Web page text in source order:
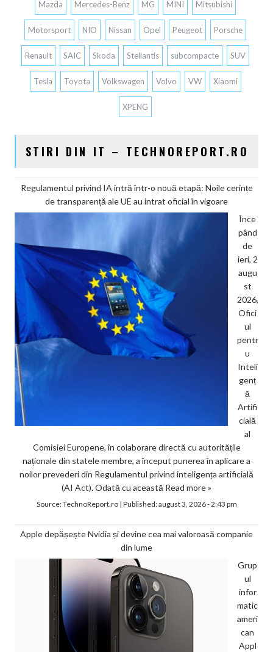
Mazda Mercedes-Benz MG MINI Mitsubishi
Motorsport NIO Nissan Opel Peugeot Porsche
Renault SAIC Skoda Stellantis subcompacte SUV
Tesla Toyota Volkswagen Volvo VW Xiaomi
XPENG
STIRI DIN IT – TECHNOREPORT.RO
Regulamentul privind IA intră într-o nouă etapă: Noile cerințe
de transparență ale UE au intrat oficial în vigoare
Înce
pând
de
ieri, 2
augu
st
2026,
Ofici
ul
pentr
u
Inteli
genț
ă
Artifi
cială
al
Comisiei Europene, în colaborare directă cu autoritățile
naționale din statele membre, a început punerea în aplicare a
noilor prevederi din Regulamentul privind inteligența artificială
(AI Act). Odată cu această Read more »
Source:TechnoReport.ro| Published:august 3, 2026 - 2:43 pm
Apple depășește Nvidia și devine cea mai valoroasă companie
din lume
Grup
ul
infor
matic
ameri
can
Appl